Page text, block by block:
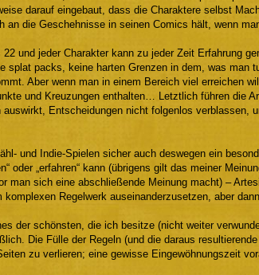
darauf eingebaut, dass die Charaktere selbst
an die Geschehnisse in seinen Comics hält, wenn
22 und jeder Charakter kann zu jeder Zeit Erfahrung
splat packs, keine harten Grenzen in dem, was man
Aber wenn man in einem Bereich viel erreichen
und Kreuzungen enthalten… Letztlich führen die
Entscheidungen nicht folgenlos verblassen,
und Indie-Spielen sicher auch deswegen ein
oder „erfahren“ kann (übrigens gilt das meiner
man sich eine abschließende Meinung macht) –
Regelwerk auseinanderzusetzen, aber
der schönsten, die ich besitze (nicht weiter
Die Fülle der Regeln (und die daraus
zu verlieren; eine gewisse Eingewöhnungszeit